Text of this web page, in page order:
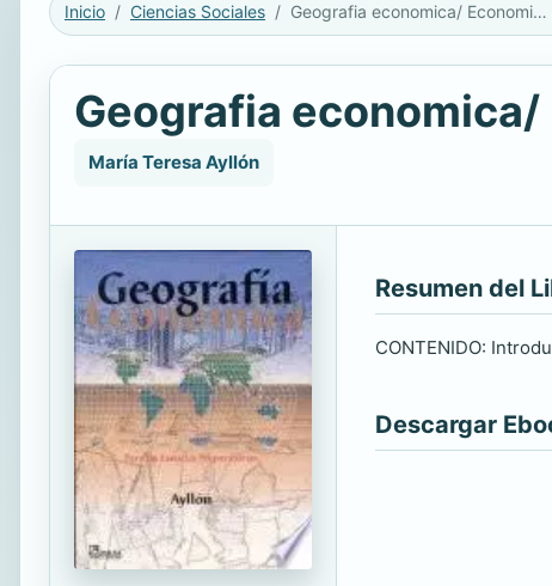
Inicio Ciencias Sociales Geografia economica/ Economic Geography
Geografia
María Teresa Ayllón
Resumen del
CONTENIDO:
Descargar